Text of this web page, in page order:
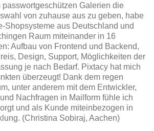
passwortgeschützen Galerien die
von zuhause aus zu geben, habe
Shopsysteme aus Deutschland und
Raum miteinander in 16
Aufbau von Frontend und Backend,
Design, Support, Möglichkeiten der
je nach Bedarf. Pixtacy hat mich
überzeugt! Dank dem regen
unter anderem mit dem Entwickler,
Nachfragen in Mailform fühle ich
und als Kunde miteinbezogen in
(Christina Sobiraj, Aachen)